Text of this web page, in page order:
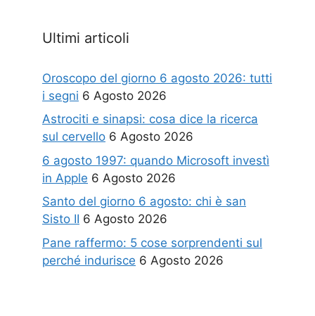
Ultimi articoli
Oroscopo del giorno 6 agosto 2026: tutti
i segni 6 Agosto 2026
Astrociti e sinapsi: cosa dice la ricerca
sul cervello 6 Agosto 2026
6 agosto 1997: quando Microsoft investì
in Apple 6 Agosto 2026
Santo del giorno 6 agosto: chi è san
Sisto II 6 Agosto 2026
Pane raffermo: 5 cose sorprendenti sul
perché indurisce 6 Agosto 2026